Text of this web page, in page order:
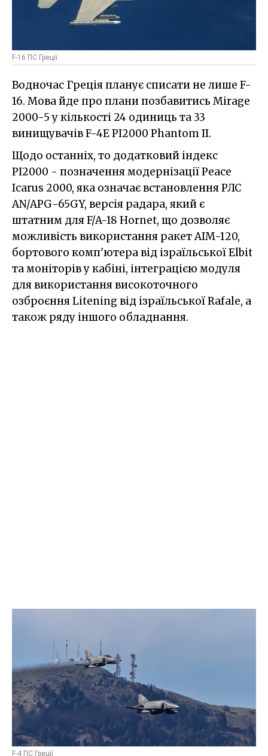
F-16 ПС Греції
Водночас Греція планує списати не лише F-
16. Мова йде про плани позбавитись Mirage
2000-5 у кількості 24 одиниць та 33
винищувачів F-4E PI2000 Phantom II.
Щодо останніх, то додатковий індекс
PI2000 - позначення модернізації Peace
Icarus 2000, яка означає встановлення РЛС
AN/APG-65GY, версія радара, який є
штатним для F/A-18 Hornet, що дозволяє
можливість використання ракет AIM-120,
бортового комп'ютера від ізраїльської Elbit
та моніторів у кабіні, інтеграцією модуля
для використання високоточного
озброєння Litening від ізраїльської Rafale, а
також ряду іншого обладнання.
F-4 ПС Греції